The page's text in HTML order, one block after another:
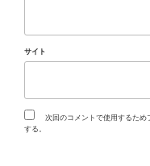
サイト
次回のコメントで使用するた
する。